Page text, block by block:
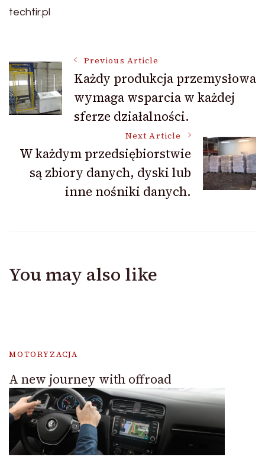
techtir.pl
Post
Navigation
Previous Article
Każdy produkcja przemysłowa
wymaga wsparcia w każdej
sferze działalności.
Next Article
W każdym przedsiębiorstwie
są zbiory danych, dyski lub
inne nośniki danych.
You may also like
MOTORYZACJA
A new journey with offroad